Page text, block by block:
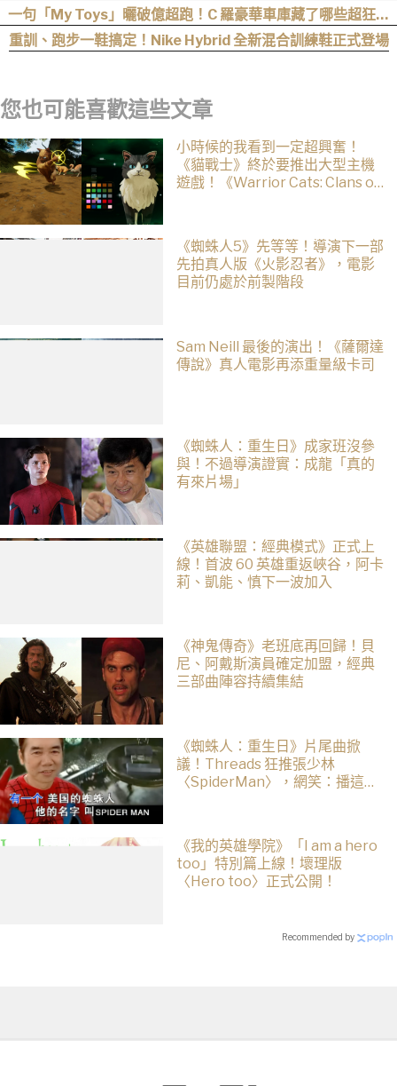
費看，《航海王》、《火影忍者》支援逾百種語言
一句「My Toys」曬破億超跑！C 羅豪華車庫藏了哪些超狂神
獸？
重訓、跑步一鞋搞定！Nike Hybrid 全新混合訓練鞋正式登場
您也可能喜歡這些文章
小時候的我看到一定超興奮！
《貓戰士》終於要推出大型主機
遊戲！《Warrior Cats: Clans of
《蜘蛛人5》先等等！導演下一部
先拍真人版《火影忍者》，電影
目前仍處於前製階段
Sam Neill 最後的演出！《薩爾達
傳說》真人電影再添重量級卡司
《蜘蛛人：重生日》成家班沒參
與！不過導演證實：成龍「真的
有來片場」
《英雄聯盟：經典模式》正式上
線！首波 60 英雄重返峽谷，阿卡
莉、凱能、慎下一波加入
《神鬼傳奇》老班底再回歸！貝
尼、阿戴斯演員確定加盟，經典
三部曲陣容持續集結
《蜘蛛人：重生日》片尾曲掀
議！Threads 狂推張少林
〈SpiderMan〉，網笑：播這個
《我的英雄學院》「I am a hero
too」特別篇上線！壞理版
〈Hero too〉正式公開！
Recommended by